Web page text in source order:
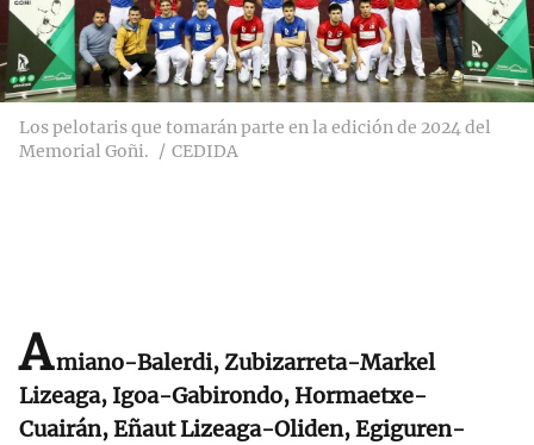
Los pelotaris que tomarán parte en la edición de 2024 del
Memorial Goñi.
CEDIDA
Amiano-Balerdi, Zubizarreta-Markel
Lizeaga, Igoa-Gabirondo, Hormaetxe-
Cuairán, Eñaut Lizeaga-Oliden, Egiguren-